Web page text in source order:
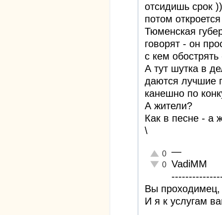
отсидишь срок
потом
Тюменская
говорят - он
с кем
А тут шутка в
даются лучшие
канешно по
А жители?
Как в песне - а
\
Отлично!
0
Неадекватно!
0
—
VadiMM
Вы проходимец,
И я к услугам